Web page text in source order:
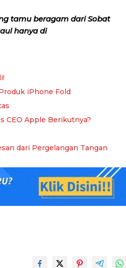
tamu beragam dari Sobat
hanya di
iPhone Fold
CEO Apple Berikutnya?
dari Pergelangan Tangan